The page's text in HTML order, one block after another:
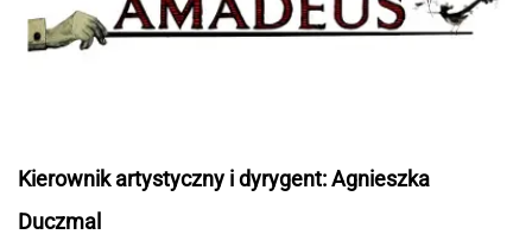
Kierownik artystyczny i dyrygent: Agnieszka
Duczmal